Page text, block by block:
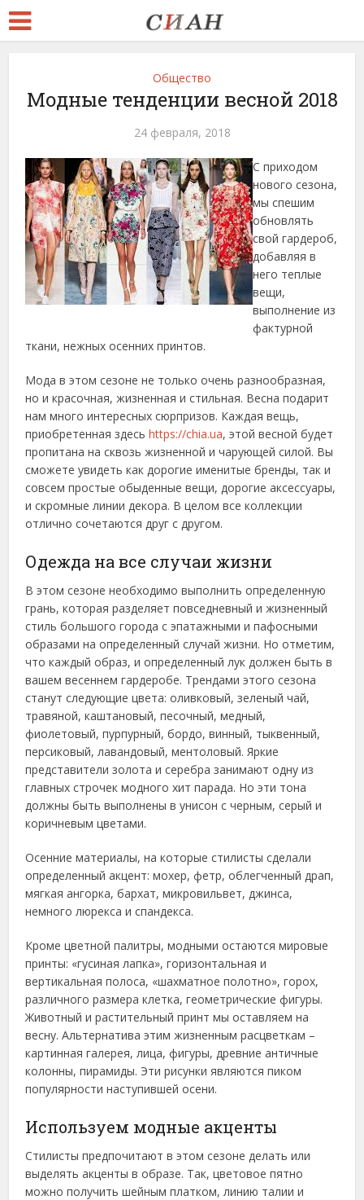
Общество
Модные тенденции весной 2018
24 февраля, 2018
С приходом
нового сезона,
мы спешим
обновлять
свой гардероб,
добавляя в
него теплые
вещи,
выполнение из
фактурной
ткани, нежных осенних принтов.
Мода в этом сезоне не только очень разнообразная,
но и красочная, жизненная и стильная. Весна подарит
нам много интересных сюрпризов. Каждая вещь,
приобретенная здесьhttps://chia.ua, этой весной будет
пропитана на сквозь жизненной и чарующей силой. Вы
сможете увидеть как дорогие именитые бренды, так и
совсем простые обыденные вещи, дорогие аксессуары,
и скромные линии декора. В целом все коллекции
отлично сочетаются друг с другом.
Одежда на все случаи жизни
В этом сезоне необходимо выполнить определенную
грань, которая разделяет повседневный и жизненный
стиль большого города с эпатажными и пафосными
образами на определенный случай жизни. Но отметим,
что каждый образ, и определенный лук должен быть в
вашем весеннем гардеробе. Трендами этого сезона
станут следующие цвета: оливковый, зеленый чай,
травяной, каштановый, песочный, медный,
фиолетовый, пурпурный, бордо, винный, тыквенный,
персиковый, лавандовый, ментоловый. Яркие
представители золота и серебра занимают одну из
главных строчек модного хит парада. Но эти тона
должны быть выполнены в унисон с черным, серый и
коричневым цветами.
Осенние материалы, на которые стилисты сделали
определенный акцент: мохер, фетр, облегченный драп,
мягкая ангорка, бархат, микровильвет, джинса,
немного люрекса и спандекса.
Кроме цветной палитры, модными остаются мировые
принты: «гусиная лапка», горизонтальная и
вертикальная полоса, «шахматное полотно», горох,
различного размера клетка, геометрические фигуры.
Животный и растительный принт мы оставляем на
весну. Альтернатива этим жизненным расцветкам –
картинная галерея, лица, фигуры, древние античные
колонны, пирамиды. Эти рисунки являются пиком
популярности наступившей осени.
Используем модные акценты
Стилисты предпочитают в этом сезоне делать или
выделять акценты в образе. Так, цветовое пятно
можно получить шейным платком, линию талии и